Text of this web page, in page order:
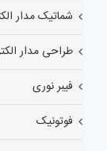
شماتیک مدار
طراحی مدار
فیبر نوری
فوتونیک